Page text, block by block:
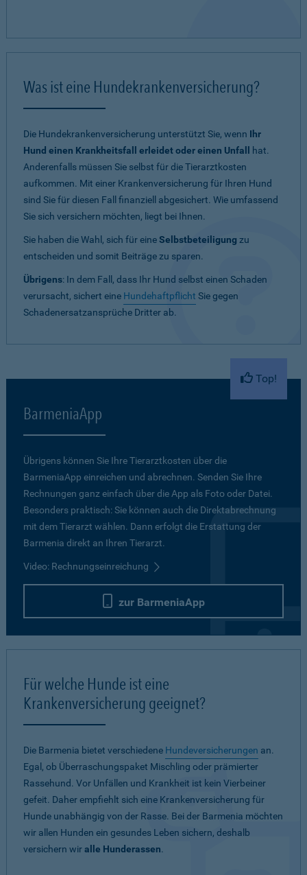
Was ist eine Hundekrankenversicherung?
Die Hundekrankenversicherung unterstützt Sie, wenn Ihr
Hund einen Krankheitsfall erleidet oder einen Unfall
hat.
Anderenfalls müssen Sie selbst für die Tierarztkosten
aufkommen. Mit einer Krankenversicherung für Ihren Hund
sind Sie für diesen Fall finanziell abgesichert. Wie umfassend
Sie sich versichern möchten, liegt bei Ihnen.
Sie haben die Wahl, sich für eineSelbstbeteiligung zu
entscheiden und somit Beiträge zu sparen.
Übrigens: In dem Fall, dass Ihr Hund selbst einen Schaden
verursacht, sichert eine Hundehaftpflicht Sie gegen
Schadenersatzansprüche Dritter ab.
Top!
BarmeniaApp
Übrigens können Sie Ihre Tierarztkosten über die
BarmeniaApp einreichen und abrechnen. Senden Sie Ihre
Rechnungen ganz einfach über die App als Foto oder Datei.
Besonders praktisch: Sie können auch die Direktabrechnung
mit dem Tierarzt wählen. Dann erfolgt die Erstattung der
Barmenia direkt an Ihren Tierarzt.
Video: Rechnungseinreichung
zur BarmeniaApp
Für welche Hunde ist eine
Krankenversicherung geeignet?
Die Barmenia bietet verschiedene Hundeversicherungen an.
Egal, ob Überraschungspaket Mischling oder prämierter
Rassehund. Vor Unfällen und Krankheit ist kein Vierbeiner
gefeit. Daher empfiehlt sich eine Krankenversicherung für
Hunde unabhängig von der Rasse. Bei der Barmenia möchten
wir allen Hunden ein gesundes Leben sichern, deshalb
versichern wiralle Hunderassen.